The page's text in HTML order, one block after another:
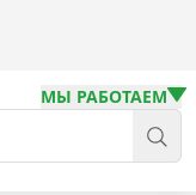
МЫ РАБОТАЕМ